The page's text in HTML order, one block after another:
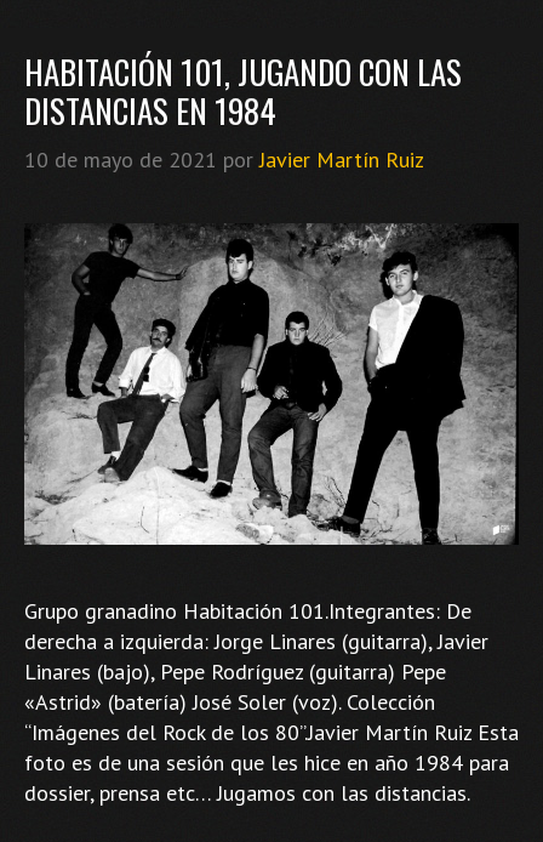
HABITACIÓN 101, JUGANDO CON LAS
DISTANCIAS EN 1984
10 de mayo de 2021 porJavier Martín Ruiz
Grupo granadino Habitación 101.Integrantes: De
derecha a izquierda: Jorge Linares (guitarra), Javier
Linares (bajo), Pepe Rodríguez (guitarra) Pepe
«Astrid» (batería) José Soler (voz). Colección
“Imágenes del Rock de los 80”.Javier Martín Ruiz Esta
foto es de una sesión que les hice en año 1984 para
dossier, prensa etc… Jugamos con las distancias.